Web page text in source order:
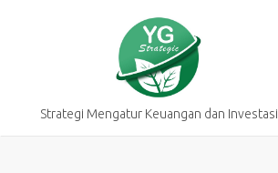
Strategi Mengatur Keuangan dan Investasi